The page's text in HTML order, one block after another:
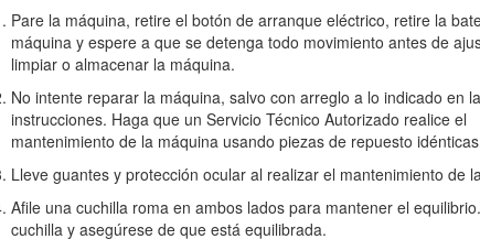
Pare la máquina, retire el botón de arranque eléctrico, retire la
máquina y espere a que se detenga todo movimiento antes de
limpiar o almacenar la máquina.
No intente reparar la máquina, salvo con arreglo a lo indicado en
instrucciones. Haga que un Servicio Técnico Autorizado realice el
mantenimiento de la máquina usando piezas de repuesto
Lleve guantes y protección ocular al realizar el mantenimiento de
Afile una cuchilla roma en ambos lados para mantener el
cuchilla y asegúrese de que está equilibrada.
rocas u otros objetos ocultos. El terreno irregular podría
pueden causarle graves lesiones si usted resbala y toca la
a vibrar, apague inmediatamente la máquina, retire el
examinar la máquina en busca de daños. Haga todas las
eléctrico antes de cargar la máquina para el transporte.
expulsar líquido; evite el contacto. En caso de un contacto
busque ayuda médica. El líquido expulsado de la batería puede